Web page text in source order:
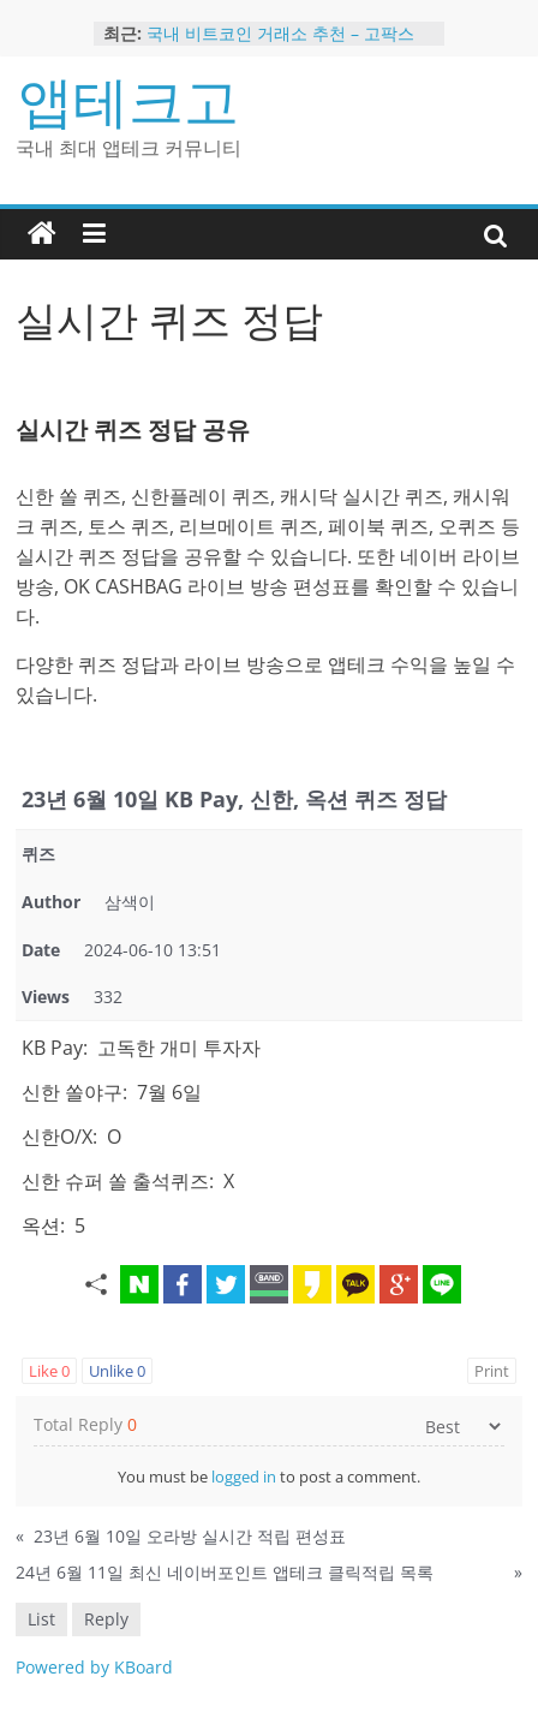
content
최근: 국내 비트코인 거래소 추천 – 고팍스
트
2024 강력히 추천하는 은행 멤버십 현
금 앱테크
해외 코인 거래소 추천 순위 BEST 2
앱테크고
국내 최대 앱테크 커뮤니티
실시간 퀴즈 정답
실시간 퀴즈 정답 공유
신한 쏠 퀴즈, 신한플레이 퀴즈, 캐시닥 실시간 퀴즈, 캐시워
크 퀴즈, 토스 퀴즈, 리브메이트 퀴즈, 페이북 퀴즈, 오퀴즈 등
실시간 퀴즈 정답을 공유할 수 있습니다. 또한 네이버 라이브
방송, OK CASHBAG 라이브 방송 편성표를 확인할 수 있습니
다.
다양한 퀴즈 정답과 라이브 방송으로 앱테크 수익을 높일 수
있습니다.
23년 6월 10일 KB Pay, 신한, 옥션 퀴즈 정답
퀴즈
Author 삼색이
Date 2024-06-10 13:51
Views 332
KB Pay: 고독한 개미 투자자
신한 쏠야구: 7월 6일
신한O/X: O
신한 슈퍼 쏠 출석퀴즈: X
옥션: 5
Like0 Unlike0 Print
Total Reply0
You must be logged in to post a comment.
« 23년 6월 10일 오라방 실시간 적립 편성표
24년 6월 11일 최신 네이버포인트 앱테크 클릭적립 목록
»
List Reply
Powered by KBoard